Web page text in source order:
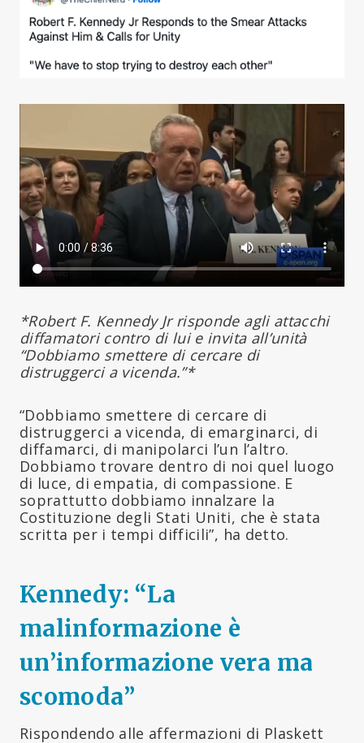
*Robert F. Kennedy Jr risponde agli attacchi
diffamatori contro di lui e invita all’unità
“Dobbiamo smettere di cercare di
distruggerci a vicenda.”*
“Dobbiamo smettere di cercare di
distruggerci a vicenda, di emarginarci, di
diffamarci, di manipolarci l’un l’altro.
Dobbiamo trovare dentro di noi quel luogo
di luce, di empatia, di compassione. E
soprattutto dobbiamo innalzare la
Costituzione degli Stati Uniti, che è stata
scritta per i tempi difficili”, ha detto.
Kennedy: “La
malinformazione è
un’informazione vera ma
scomoda”
Rispondendo alle affermazioni di Plaskett